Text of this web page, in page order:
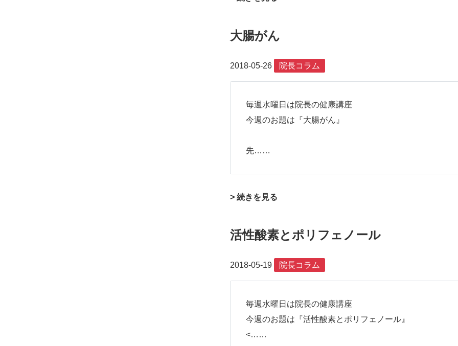
大腸がん
2018-05-26 院長コラム
毎週水曜日は院長の健康講座
今週のお題は『大腸がん』
先……
> 続きを見る
活性酸素とポリフェノール
2018-05-19 院長コラム
毎週水曜日は院長の健康講座
今週のお題は『活性酸素とポリフェノール』
<……